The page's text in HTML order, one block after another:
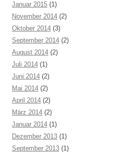
Januar 2015 (1)
November 2014 (2)
Oktober 2014 (3)
September 2014 (2)
August 2014 (2)
Juli 2014 (1)
Juni 2014 (2)
Mai 2014 (2)
April 2014 (2)
März 2014 (2)
Januar 2014 (1)
Dezember 2013 (1)
September 2013 (1)